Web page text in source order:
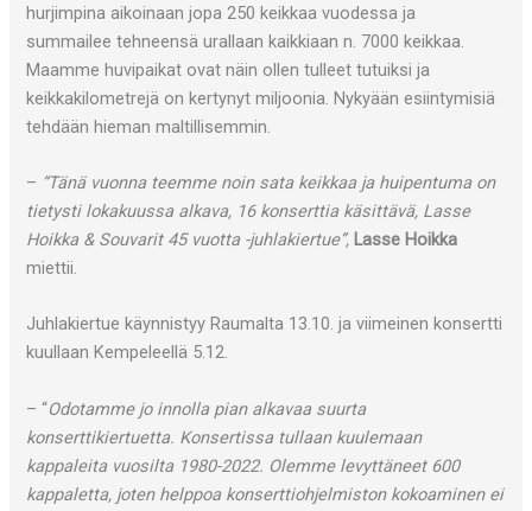
hurjimpina aikoinaan jopa 250 keikkaa vuodessa ja
summailee tehneensä urallaan kaikkiaan n. 7000 keikkaa.
Maamme huvipaikat ovat näin ollen tulleet tutuiksi ja
keikkakilometrejä on kertynyt miljoonia. Nykyään esiintymisiä
tehdään hieman maltillisemmin.
– “Tänä vuonna teemme noin sata keikkaa ja huipentuma on
tietysti lokakuussa alkava, 16 konserttia käsittävä, Lasse
Hoikka & Souvarit 45 vuotta -juhlakiertue”, Lasse Hoikka
miettii.
Juhlakiertue käynnistyy Raumalta 13.10. ja viimeinen konsertti
kuullaan Kempeleellä 5.12.
– “Odotamme jo innolla pian alkavaa suurta
konserttikiertuetta. Konsertissa tullaan kuulemaan
kappaleita vuosilta 1980-2022. Olemme levyttäneet 600
kappaletta, joten helppoa konserttiohjelmiston kokoaminen ei